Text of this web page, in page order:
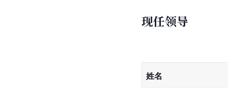
现任领导
姓名